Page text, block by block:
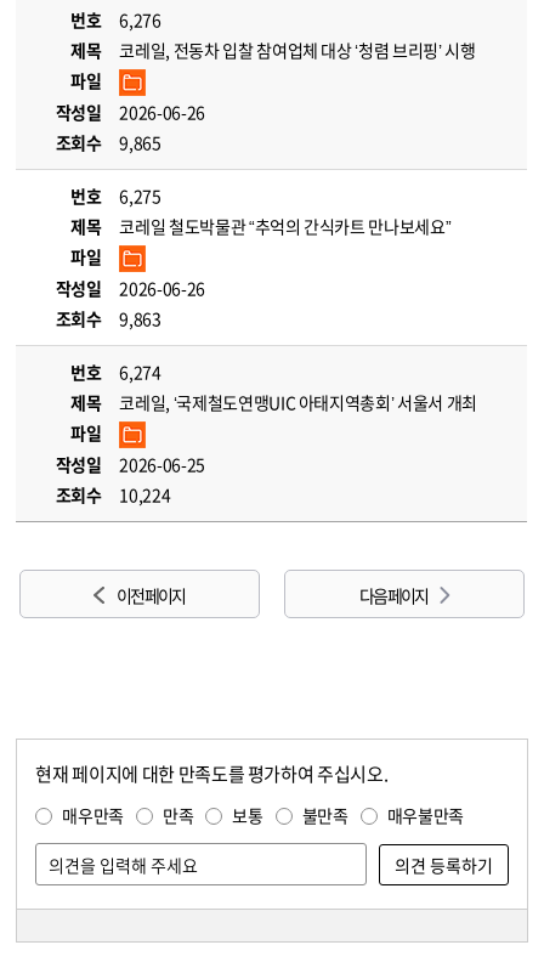
번호
6,276
제목
코레일, 전동차 입찰 참여업체 대상 ‘청렴 브리핑’ 시행
파일
작성일
2026-06-26
조회수
9,865
번호
6,275
제목
코레일 철도박물관 “추억의 간식카트 만나보세요”
파일
작성일
2026-06-26
조회수
9,863
번호
6,274
제목
코레일, ‘국제철도연맹UIC 아태지역총회’ 서울서 개최
파일
작성일
2026-06-25
조회수
10,224
이전 페이지 다음 페이지
현재 페이지에 대한 만족도를 평가하여 주십시오.
매우만족 만족 보통 불만족 매우불만족